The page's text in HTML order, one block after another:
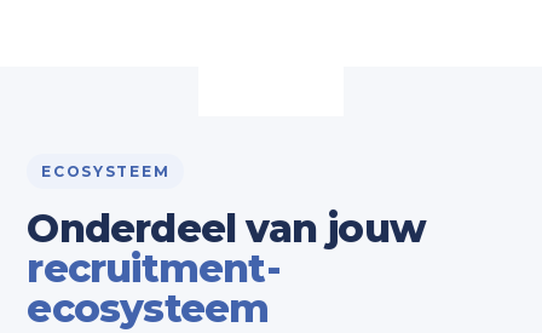
ECOSYSTEEM
Onderdeel van jouw
recruitment-
ecosysteem